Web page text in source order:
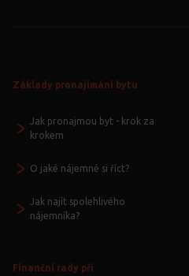
Základy pronajímání bytu
Jak pronajmou byt - krok za
krokem
O jaké nájemné si říct?
Jak najít spolehlivého
nájemníka?
Finanční rady při